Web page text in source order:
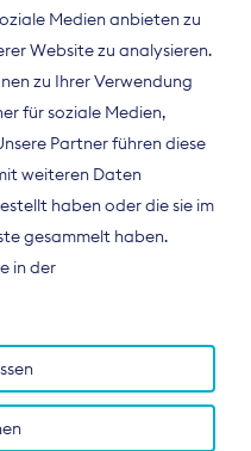
und
als
der
Medien anbieten zu
Website zu analysieren.
zu Ihrer Verwendung
für soziale Medien,
Partner führen diese
weiteren Daten
haben oder die sie im
gesammelt haben.
in der